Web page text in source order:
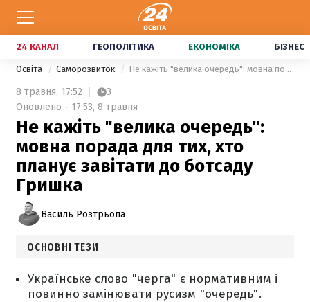
24 КАНАЛ ГЕОПОЛІТИКА ЕКОНОМІКА БІЗНЕС
Освіта Саморозвиток Не кажіть "велика очередь": мовна порада для тих, хто планує завітати до ботсаду Гришка
8 травня, 17:52
3
Оновлено - 17:53, 8 травня
Не кажіть "велика очередь":
мовна порада для тих, хто
планує завітати до ботсаду
Гришка
Василь Розтрьопа
ОСНОВНІ ТЕЗИ
Українське слово "черга" є нормативним і
повинно замінювати русизм "очередь".